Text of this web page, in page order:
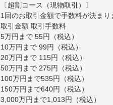
〔超割コース（現物取引）〕
1回のお取引金額で手数料が決まり
取引金額 取引手数料
5万円まで 55円（税込）
10万円まで 99円（税込）
20万円まで 115円（税込）
50万円まで 275円（税込）
100万円まで535円（税込）
150万円まで640円（税込）
3,000万円まで1,013円（税込）